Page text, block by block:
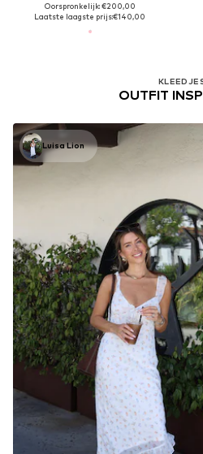
Oorspronkelijk: €200,00
Laatste laagste prijs:€140,00
OUTFIT
Luisa Lion